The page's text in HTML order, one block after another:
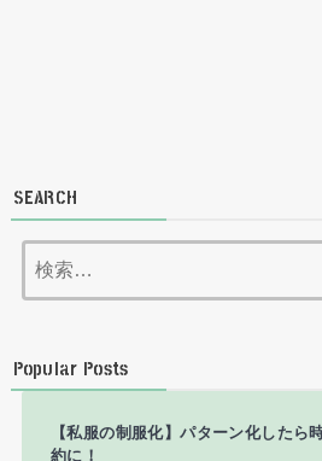
SEARCH
索:
Popular Posts
【私服の制服化】パターン化したら
約に！